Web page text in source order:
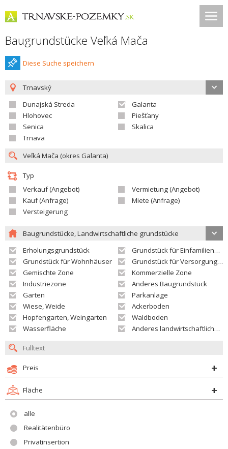
Baugrundstücke Veľká Mača
Diese Suche speichern
Trnavský
Dunajská Streda
Galanta
Hlohovec
Piešťany
Senica
Skalica
Trnava
Typ
Verkauf (Angebot)
Vermietung (Angebot)
Kauf (Anfrage)
Miete (Anfrage)
Versteigerung
Baugrundstücke, Landwirtschaftliche grundstücke
Erholungsgrundstück
Grundstück für Einfamilienhäuser
Grundstück für Wohnhäuser
Grundstück für Versorgungseinrichtungen
Gemischte Zone
Kommerzielle Zone
Industriezone
Anderes Baugrundstück
Garten
Parkanlage
Wiese, Weide
Ackerboden
Hopfengarten, Weingarten
Waldboden
Wasserfläche
Anderes landwirtschaftliches Grundstück
Preis
Fläche
alle
Realitätenbüro
Privatinsertion